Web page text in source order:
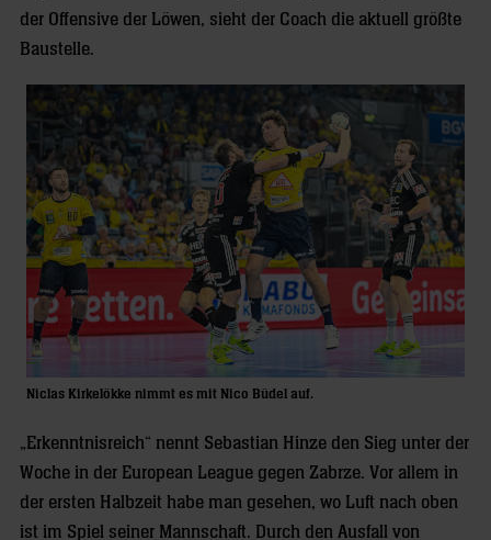
der Offensive der Löwen, sieht der Coach die aktuell größte
Baustelle.
Niclas Kirkelökke nimmt es mit Nico Büdel auf.
„Erkenntnisreich“ nennt Sebastian Hinze den Sieg unter der
Woche in der European League gegen Zabrze. Vor allem in
der ersten Halbzeit habe man gesehen, wo Luft nach oben
ist im Spiel seiner Mannschaft. Durch den Ausfall von